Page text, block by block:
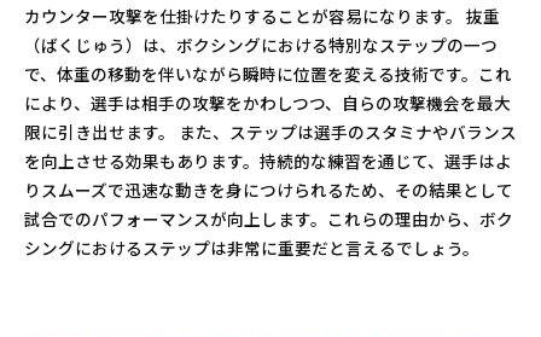
カウンター攻撃を仕掛けたりすることが容易になります。 抜重
（ばくじゅう）は、ボクシングにおける特別なステップの一つ
で、体重の移動を伴いながら瞬時に位置を変える技術です。これ
により、選手は相手の攻撃をかわしつつ、自らの攻撃機会を最大
限に引き出せます。 また、ステップは選手のスタミナやバランス
を向上させる効果もあります。持続的な練習を通じて、選手はよ
りスムーズで迅速な動きを身につけられるため、その結果として
試合でのパフォーマンスが向上します。これらの理由から、ボク
シングにおけるステップは非常に重要だと言えるでしょう。